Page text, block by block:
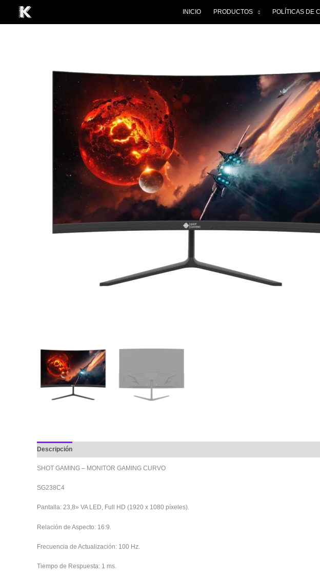
INICIO PRODUCTOS POLÍTICAS DE
Descripción
SHOT GAMING – MONITOR GAMING CURVO
SG238C4
Pantalla: 23,8» VA LED, Full HD (1920 x 1080 píxeles).
Relación de Aspecto: 16:9.
Frecuencia de Actualización: 100 Hz.
Tiempo de Respuesta: 1 ms.